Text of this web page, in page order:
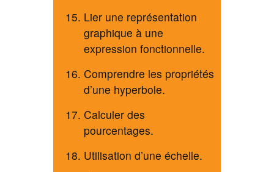
Lier une représentation
graphique à une
expression fonctionnelle.
Comprendre les propriétés
d’une hyperbole.
Calculer des
pourcentages.
Utilisation d’une échelle.